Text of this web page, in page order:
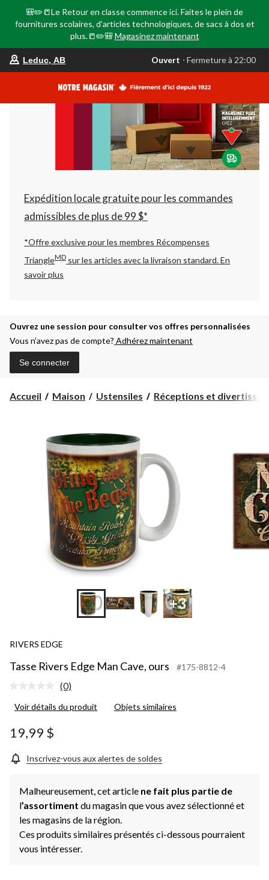
🎒✏️📒Le Retour en classe commence ici. Faites le plein de
fournitures scolaires, d'articles technologiques, de sacs à dos et
plus.📒✏️🎒 Magasinez maintenant
votre
est
AB,
Ouvert,
Fermeture
à
22:00
changer
Leduc, AB Ouvert ⋅ Fermeture à 22:00
Expédition locale gratuite pour les commandes
admissibles de plus de 99 $*
*Offre exclusive pour les membres Récompenses
TriangleMD sur les articles avec la livraison standard.En
savoir plus
Ouvrez une session pour consulter vos offres personnalisées
Vous n’avez pas de compte? Adhérez maintenant
Se connecter
Accueil Maison Ustensiles Réceptions et
+3
RIVERS EDGE
Tasse Rivers Edge Man Cave, ours #175-8812-4
Aucune
pour
la
même
(0)
Voir détails du produit Objets similaires
19,99 $
Inscrivez-vous aux alertes de soldes
Malheureusement, cet article ne fait plus partie de
l’assortiment du magasin que vous avez sélectionné et
les magasins de la région.
Ces produits similaires présentés ci-dessous pourraient
vous intéresser.